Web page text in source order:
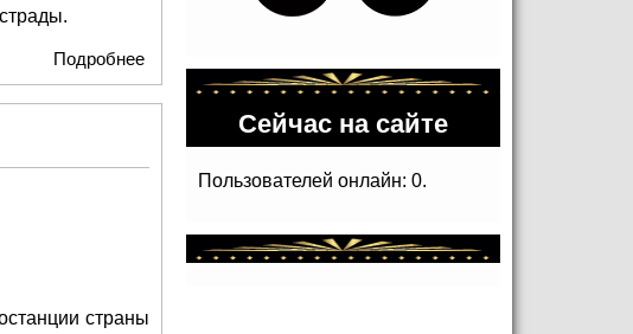
Подробнее
Петербурга» на Первом канале
страны
Сейчас на сайте
Пользователей онлайн: 0.